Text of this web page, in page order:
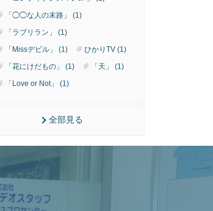
「◯◯な人の末路」 (1)
「ラブリラン」 (1)
「Missデビル」 (1)
ひかりTV (1)
「花にけだもの」 (1)
「天」 (1)
「Love or Not」 (1)
全部見る